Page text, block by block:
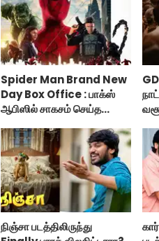
Spider Man Brand New
Day Box Office : பாக்ஸ்
ஆபிஸில் சாகசம் செய்த
டே!
நிஞ்சா படத்திலிருந்து